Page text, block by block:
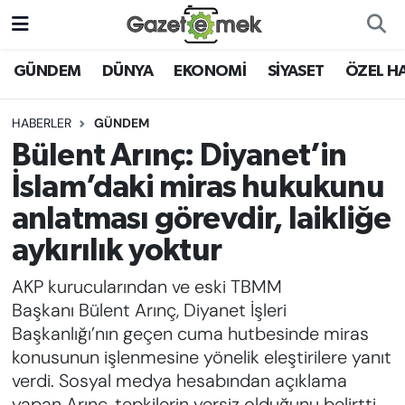
GÜNDEM DÜNYA EKONOMİ SİYASET ÖZEL
HABERLER GÜNDEM
Bülent Arınç: Diyanet’in
İslam’daki miras hukukunu
anlatması görevdir, laikliğe
aykırılık yoktur
AKP kurucularından ve eski TBMM
Başkanı Bülent Arınç, Diyanet İşleri
Başkanlığı’nın geçen cuma hutbesinde miras
konusunun işlenmesine yönelik eleştirilere yanıt
verdi. Sosyal medya hesabından açıklama
DÜNYA
EKONOMİ
EMEK HABERLERİ
YENİ MEDYADA EMEK
GAZETECİLİĞİNİ GELİŞTİRMEK
FAYDALI BİLGİLER
GÜNDEM
EĞİTİM
Nöbetçi Eczaneler
Hava Durumu
İstanbul Namaz Vakitleri
Trafik Durumu
Süper Lig Puan Durumu ve Fikstür
Tüm Manşetler
Son Dakika Haberleri
Haber Arşivi